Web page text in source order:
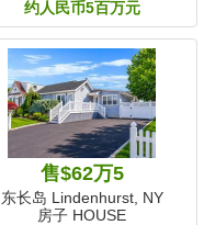
约人民币5百万元
售$62万5
东长岛 Lindenhurst, NY
房子 HOUSE